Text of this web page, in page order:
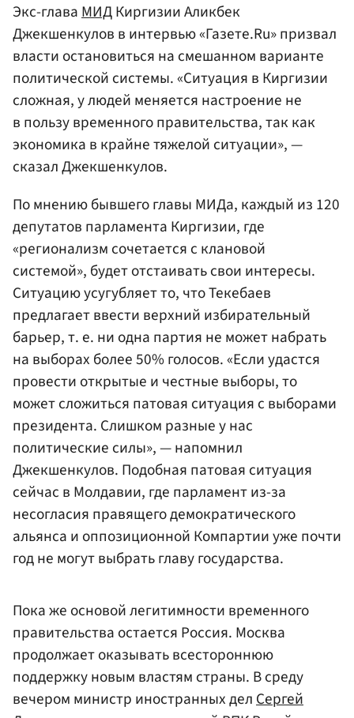
Экс-главаМИДКиргизии Аликбек
Джекшенкулов в интервью «Газете.Ru» призвал
власти остановиться на смешанном варианте
политической системы. «Ситуация в Киргизии
сложная, у людей меняется настроение не
в пользу временного правительства, так как
экономика в крайне тяжелой ситуации», —
сказал Джекшенкулов.
По мнению бывшего главы МИДа, каждый из 120
депутатов парламента Киргизии, где
«регионализм сочетается с клановой
системой», будет отстаивать свои интересы.
Ситуацию усугубляет то, что Текебаев
предлагает ввести верхний избирательный
барьер, т. е. ни одна партия не может набрать
на выборах более 50% голосов. «Если удастся
провести открытые и честные выборы, то
может сложиться патовая ситуация с выборами
президента. Слишком разные у нас
политические силы», — напомнил
Джекшенкулов. Подобная патовая ситуация
сейчас в Молдавии, где парламент из-за
несогласия правящего демократического
альянса и оппозиционной Компартии уже почти
год не могут выбрать главу государства.
Пока же основой легитимности временного
правительства остается Россия. Москва
продолжает оказывать всестороннюю
поддержку новым властям страны. В среду
вечером министр иностранных делСергей